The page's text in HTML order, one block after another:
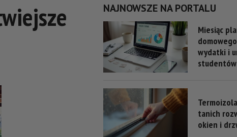
NAJNOWSZE NA PORTALU
Miesiąc
wydatki i
studentów
tanich
okien i